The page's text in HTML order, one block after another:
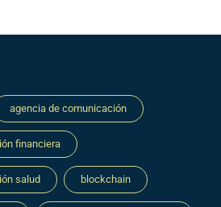
agencia de comunicación
financiera
salud blockchain